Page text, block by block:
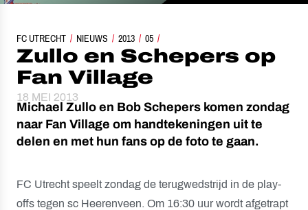
FC UTRECHT NIEUWS 2013 05
ZULLO EN SCHEPERS OP FAN VILLAGE
Zullo en Schepers op
Fan Village
18 MEI 2013
Michael Zullo en Bob Schepers komen zondag
naar Fan Village om handtekeningen uit te
delen en met hun fans op de foto te gaan.
FC Utrecht speelt zondag de terugwedstrijd in de play-
offs tegen sc Heerenveen. Om 16:30 uur wordt afgetrapt